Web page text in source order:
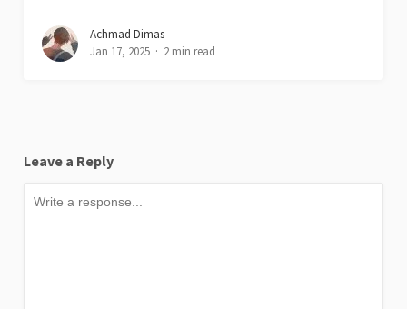
Achmad Dimas
Jan 17, 2025
2 min read
Leave a Reply